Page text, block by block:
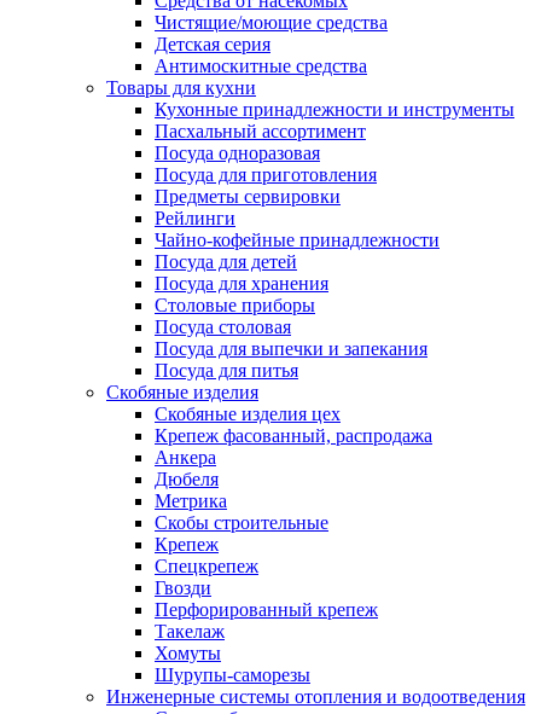
Чистящие/моющие средства
Детская серия
Антимоскитные средства
Товары для кухни
Кухонные принадлежности и инструменты
Пасхальный ассортимент
Посуда одноразовая
Посуда для приготовления
Предметы сервировки
Рейлинги
Чайно-кофейные принадлежности
Посуда для детей
Посуда для хранения
Столовые приборы
Посуда столовая
Посуда для выпечки и запекания
Посуда для питья
Скобяные изделия
Скобяные изделия цех
Крепеж фасованный, распродажа
Анкера
Дюбеля
Метрика
Скобы строительные
Крепеж
Спецкрепеж
Гвозди
Перфорированный крепеж
Такелаж
Хомуты
Шурупы-саморезы
Инженерные системы отопления и водоотведения